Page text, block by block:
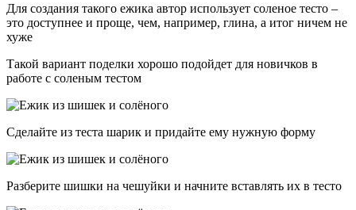
Для создания такого ежика автор использует соленое тесто –
это доступнее и проще, чем, например, глина, а итог ничем не
хуже
Такой вариант поделки хорошо подойдет для новичков в
работе с соленым тестом
Сделайте из теста шарик и придайте ему нужную форму
Разберите шишки на чешуйки и начните вставлять их в тесто